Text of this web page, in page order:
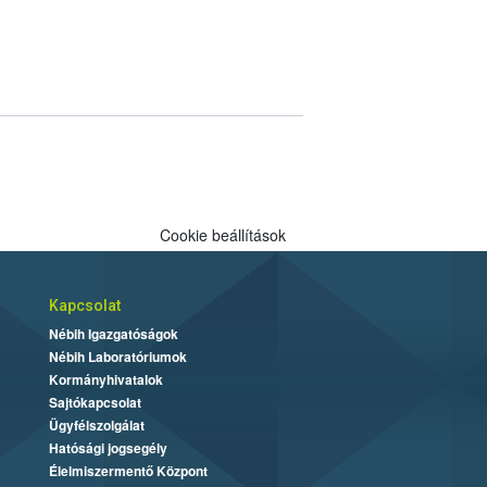
Cookie beállítások
Kapcsolat
Nébih Igazgatóságok
Nébih Laboratóriumok
Kormányhivatalok
Sajtókapcsolat
Ügyfélszolgálat
Hatósági jogsegély
Élelmiszermentő Központ